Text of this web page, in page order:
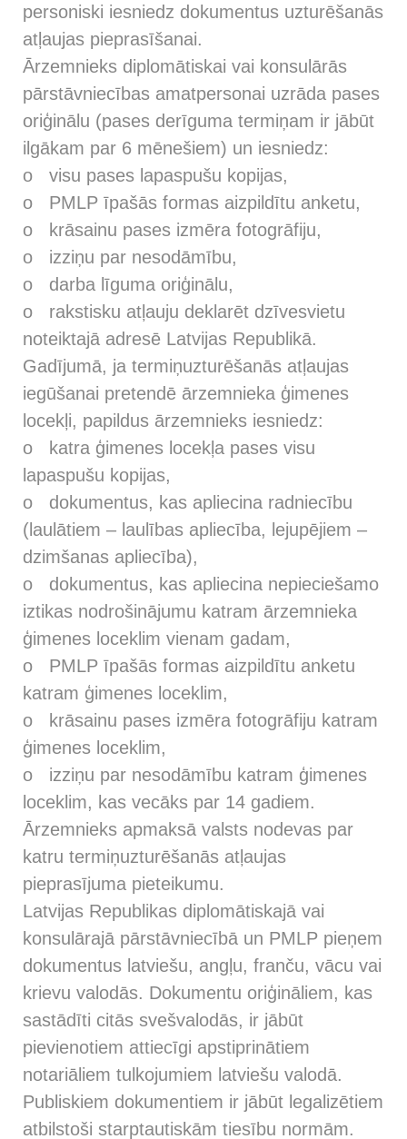
personiski iesniedz dokumentus uzturēšanās
atļaujas pieprasīšanai.
Ārzemnieks diplomātiskai vai konsulārās
pārstāvniecības amatpersonai uzrāda pases
oriģinālu (pases derīguma termiņam ir jābūt
ilgākam par 6 mēnešiem) un iesniedz:
o visu pases lapaspušu kopijas,
o PMLP īpašās formas aizpildītu anketu,
o krāsainu pases izmēra fotogrāfiju,
o izziņu par nesodāmību,
o darba līguma oriģinālu,
o rakstisku atļauju deklarēt dzīvesvietu
noteiktajā adresē Latvijas Republikā.
Gadījumā, ja termiņuzturēšanās atļaujas
iegūšanai pretendē ārzemnieka ģimenes
locekļi, papildus ārzemnieks iesniedz:
o katra ģimenes locekļa pases visu
lapaspušu kopijas,
o dokumentus, kas apliecina radniecību
(laulātiem – laulības apliecība, lejupējiem –
dzimšanas apliecība),
o dokumentus, kas apliecina nepieciešamo
iztikas nodrošinājumu katram ārzemnieka
ģimenes loceklim vienam gadam,
o PMLP īpašās formas aizpildītu anketu
katram ģimenes loceklim,
o krāsainu pases izmēra fotogrāfiju katram
ģimenes loceklim,
o izziņu par nesodāmību katram ģimenes
loceklim, kas vecāks par 14 gadiem.
Ārzemnieks apmaksā valsts nodevas par
katru termiņuzturēšanās atļaujas
pieprasījuma pieteikumu.
Latvijas Republikas diplomātiskajā vai
konsulārajā pārstāvniecībā un PMLP pieņem
dokumentus latviešu, angļu, franču, vācu vai
krievu valodās. Dokumentu oriģināliem, kas
sastādīti citās svešvalodās, ir jābūt
pievienotiem attiecīgi apstiprinātiem
notariāliem tulkojumiem latviešu valodā.
Publiskiem dokumentiem ir jābūt legalizētiem
atbilstoši starptautiskām tiesību normām.